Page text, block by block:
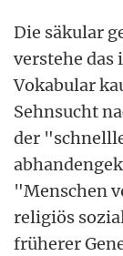
Die säkular
verstehe
Vokabular
Sehnsucht
der
"Menschen
religiös
früherer